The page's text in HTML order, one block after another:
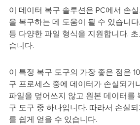
이 데이터 복구 솔루션은 PC에서 손
을 복구하는 데 도움이 될 수 있습니다
등 다양한 파일 형식을 지원합니다.
습니다.
이 특정 복구 도구의 가장 좋은 점은
구 프로세스 중에 데이터가 손실되거
파일을 덮어쓰지 않고 원본 데이터를
구 도구 중 하나입니다. 따라서 손실
를 쉽게 얻을 수 있습니다.